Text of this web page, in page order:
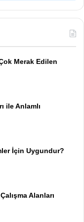
Merak Edilen
ile Anlamlı
İçin Uygundur?
Alanları